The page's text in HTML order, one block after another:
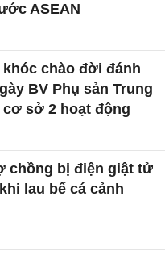
ASEAN
khóc chào đời đánh
BV Phụ sản Trung
sở 2 hoạt động
chồng bị điện giật tử
lau bể cá cảnh